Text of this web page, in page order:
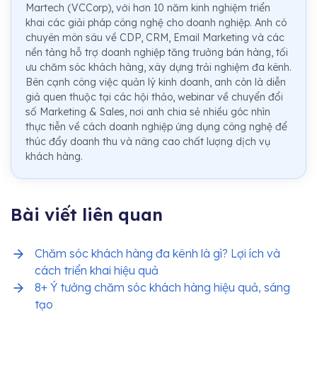
Martech (VCCorp), với hơn 10 năm kinh nghiệm triển
khai các giải pháp công nghệ cho doanh nghiệp. Anh có
chuyên môn sâu về CDP, CRM, Email Marketing và các
nền tảng hỗ trợ doanh nghiệp tăng trưởng bán hàng, tối
ưu chăm sóc khách hàng, xây dựng trải nghiệm đa kênh.
Bên cạnh công việc quản lý kinh doanh, anh còn là diễn
giả quen thuộc tại các hội thảo, webinar về chuyển đổi
số Marketing & Sales, nơi anh chia sẻ nhiều góc nhìn
thực tiễn về cách doanh nghiệp ứng dụng công nghệ để
thúc đẩy doanh thu và nâng cao chất lượng dịch vụ
khách hàng.
Bài viết liên quan
Chăm sóc khách hàng đa kênh là gì? Lợi ích và
cách triển khai hiệu quả
8+ Ý tưởng chăm sóc khách hàng hiệu quả, sáng
tạo